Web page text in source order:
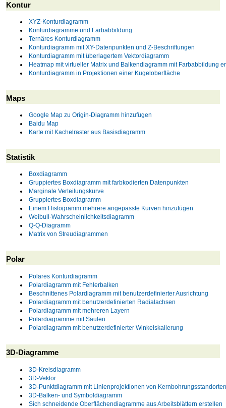
Kontur
XYZ-Konturdiagramm
Konturdiagramme und Farbabbildung
Ternäres Konturdiagramm
Konturdiagramm mit XY-Datenpunkten und Z-Beschriftungen
Konturdiagramm mit überlagertem Vektordiagramm
Heatmap mit virtueller Matrix und Balkendiagramm mit Farbabbildung
Konturdiagramm in Projektionen einer Kugeloberfläche
Maps
Google Map zu Origin-Diagramm hinzufügen
Baidu Map
Karte mit Kachelraster aus Basisdiagramm
Statistik
Boxdiagramm
Gruppiertes Boxdiagramm mit farbkodierten Datenpunkten
Marginale Verteilungskurve
Gruppiertes Boxdiagramm
Einem Histogramm mehrere angepasste Kurven hinzufügen
Weibull-Wahrscheinlichkeitsdiagramm
Q-Q-Diagramm
Matrix von Streudiagrammen
Polar
Polares Konturdiagramm
Polardiagramm mit Fehlerbalken
Beschnittenes Polardiagramm mit benutzerdefinierter Ausrichtung
Polardiagramm mit benutzerdefinierten Radialachsen
Polardiagramm mit mehreren Layern
Polardiagramme mit Säulen
Polardiagramm mit benutzerdefinierter Winkelskalierung
3D-Diagramme
3D-Kreisdiagramm
3D-Vektor
3D-Punktdiagramm mit Linienprojektionen von Kernbohrungsstandorten
3D-Balken- und Symboldiagramm
Sich schneidende Oberflächendiagramme aus Arbeitsblättern erstellen